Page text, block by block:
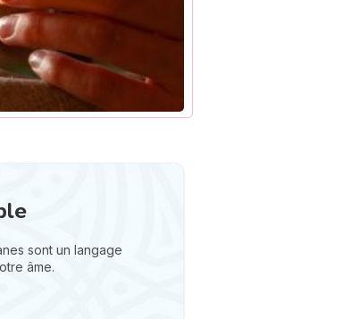
sont un langage
âme.